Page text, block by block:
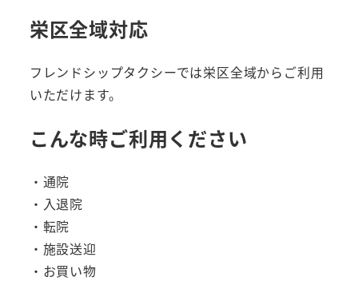
栄区全域対応
フレンドシップタクシーでは栄区全域からご利用
いただけます。
こんな時ご利用ください
・通院
・入退院
・転院
・施設送迎
・お買い物